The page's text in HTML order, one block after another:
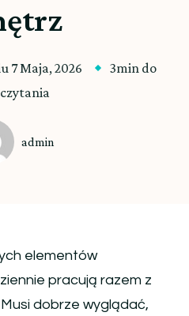
7 Maja, 2026
3min do
admin
elementów
pracują razem z
dobrze wyglądać,